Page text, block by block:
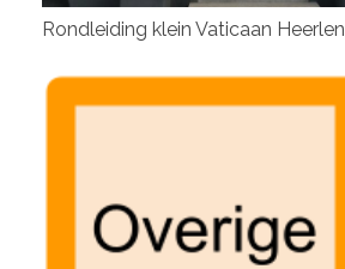
Rondleiding klein Vaticaan Heerlen